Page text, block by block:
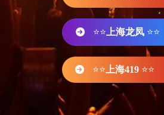
⭐⭐ 上海龙凤 ⭐⭐
⭐⭐ 上海419 ⭐⭐